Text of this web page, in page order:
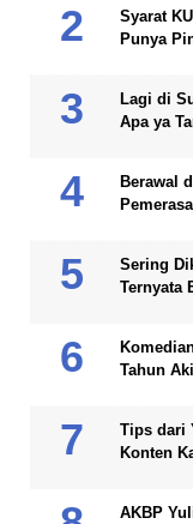
Syarat
Punya
Lagi di
Apa ya
Berawal
Sering
Ternyata
Tahun
Tips dari
Konten
AKBP